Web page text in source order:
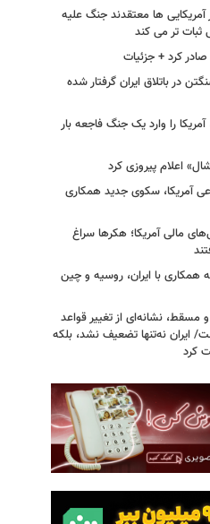
آمریکایی ها معتقدند جنگ علیه
ثبات تر می کند
کرد + جزئیات
در باتلاق ایران گرفتار شده
را وارد یک جنگ فاجعه بار
اعلام پیروزی کرد
دفاعی آمریکا، سکوی جدید همکاری
مالی آمریکا؛ هکرها سراغ
به همکاری با ایران، روسیه و چین
مسقط، نشانه‌ای از تغییر قواعد
ایران نه‌تنها تضعیف نشد، بلکه
کرد